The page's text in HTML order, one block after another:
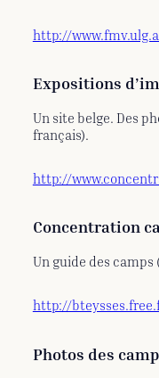
http://
Expositions
Un site belge. Des
français).
http://
Concentration
Un guide des camps
http://
Photos des